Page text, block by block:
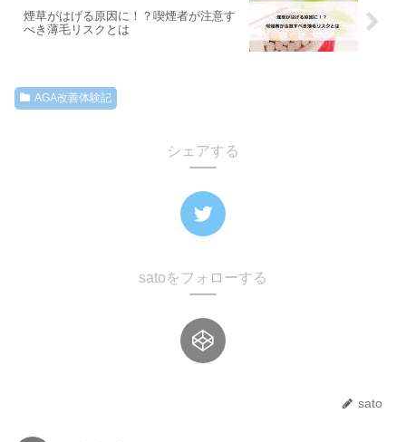
煙草がはげる原因に！？喫煙者が注意す
べき薄毛リスクとは
AGA改善体験記
シェアする
satoをフォローする
sato